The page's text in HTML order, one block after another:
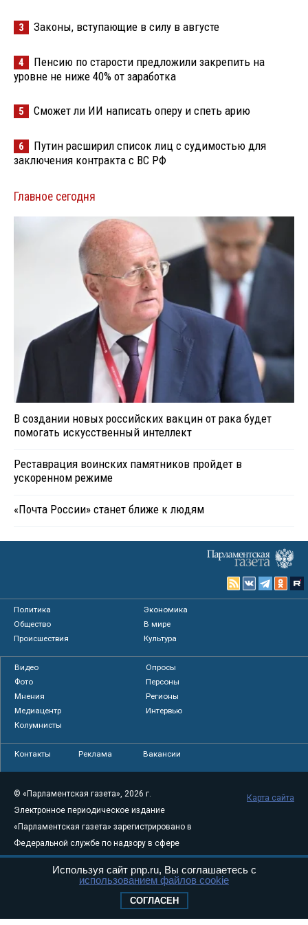
3 Законы, вступающие в силу в августе
4
Пенсию по старости предложили закрепить на
уровне не ниже 40% от заработка
5 Сможет ли ИИ написать оперу и спеть арию
6
Путин расширил список лиц с судимостью для
заключения контракта с ВС РФ
Главное сегодня
В создании новых российских вакцин от рака будет
помогать искусственный интеллект
Реставрация воинских памятников пройдет в
ускоренном режиме
«Почта России» станет ближе к людям
Политика
Экономика
Общество
В мире
Происшествия
Культура
Видео
Опросы
Фото
Персоны
Мнения
Регионы
Медиацентр
Интервью
Колумнисты
Контакты Реклама Вакансии
© «Парламентская газета», 2026 г.
Электронное периодическое издание
«Парламентская газета» зарегистрировано в
Федеральной службе по надзору в сфере
связи, информационных технологий и
массовых коммуникаций (Роскомнадзор) 05
Свидетельство о регистрации Эл № ФС77-
Карта сайта
Используя сайт pnp.ru, Вы соглашаетесь с
использованием файлов cookie
СОГЛАСЕН